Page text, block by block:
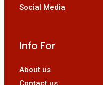
Social Media
Info For
About us
Contact us